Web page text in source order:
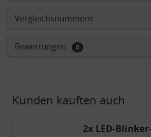
Vergleichsnummern
Bewertungen 0
Kunden kauften auch
2x LED-